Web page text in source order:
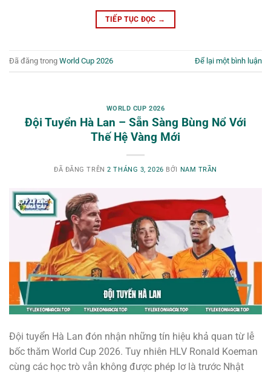
TIẾP TỤC ĐỌC →
Đã đăng trong World Cup 2026 Để lại một bình luận
WORLD CUP 2026
Đội Tuyển Hà Lan – Sẵn Sàng Bùng Nổ Với
Thế Hệ Vàng Mới
ĐÃ ĐĂNG TRÊN2 THÁNG 3, 2026 BỞI NAM TRẦN
Đội tuyển Hà Lan đón nhận những tín hiệu khả quan từ lễ
bốc thăm World Cup 2026. Tuy nhiên HLV Ronald Koeman
cùng các học trò vẫn không được phép lơ là trước Nhật